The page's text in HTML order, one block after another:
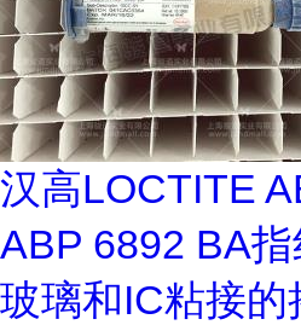
汉高LOCTITE
ABP 6892 BA
玻璃和IC粘接的